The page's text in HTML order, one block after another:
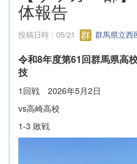
体報告
投稿日時 : 05/21 群馬県立西
令和8年度第61回群馬県高
技
1回戦 2026年5月2日
vs高崎高校
1-3 敗戦